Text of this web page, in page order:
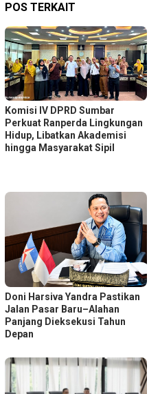
POS TERKAIT
Komisi IV DPRD Sumbar
Perkuat Ranperda Lingkungan
Hidup, Libatkan Akademisi
hingga Masyarakat Sipil
Doni Harsiva Yandra Pastikan
Jalan Pasar Baru–Alahan
Panjang Dieksekusi Tahun
Depan